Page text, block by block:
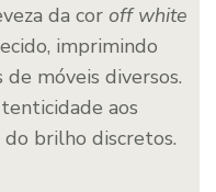
da cor off white
imprimindo
móveis diversos.
aos
brilho discretos.